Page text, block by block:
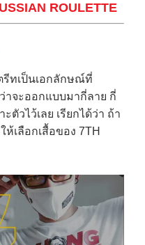
ROULETTE
ทเป็นเอกลักษณ์ที่
าจะออกแบบมากี่ลาย กี่
ตัวไว้เลย เรียกได้ว่า ถ้า
เลือกเสื้อของ 7TH